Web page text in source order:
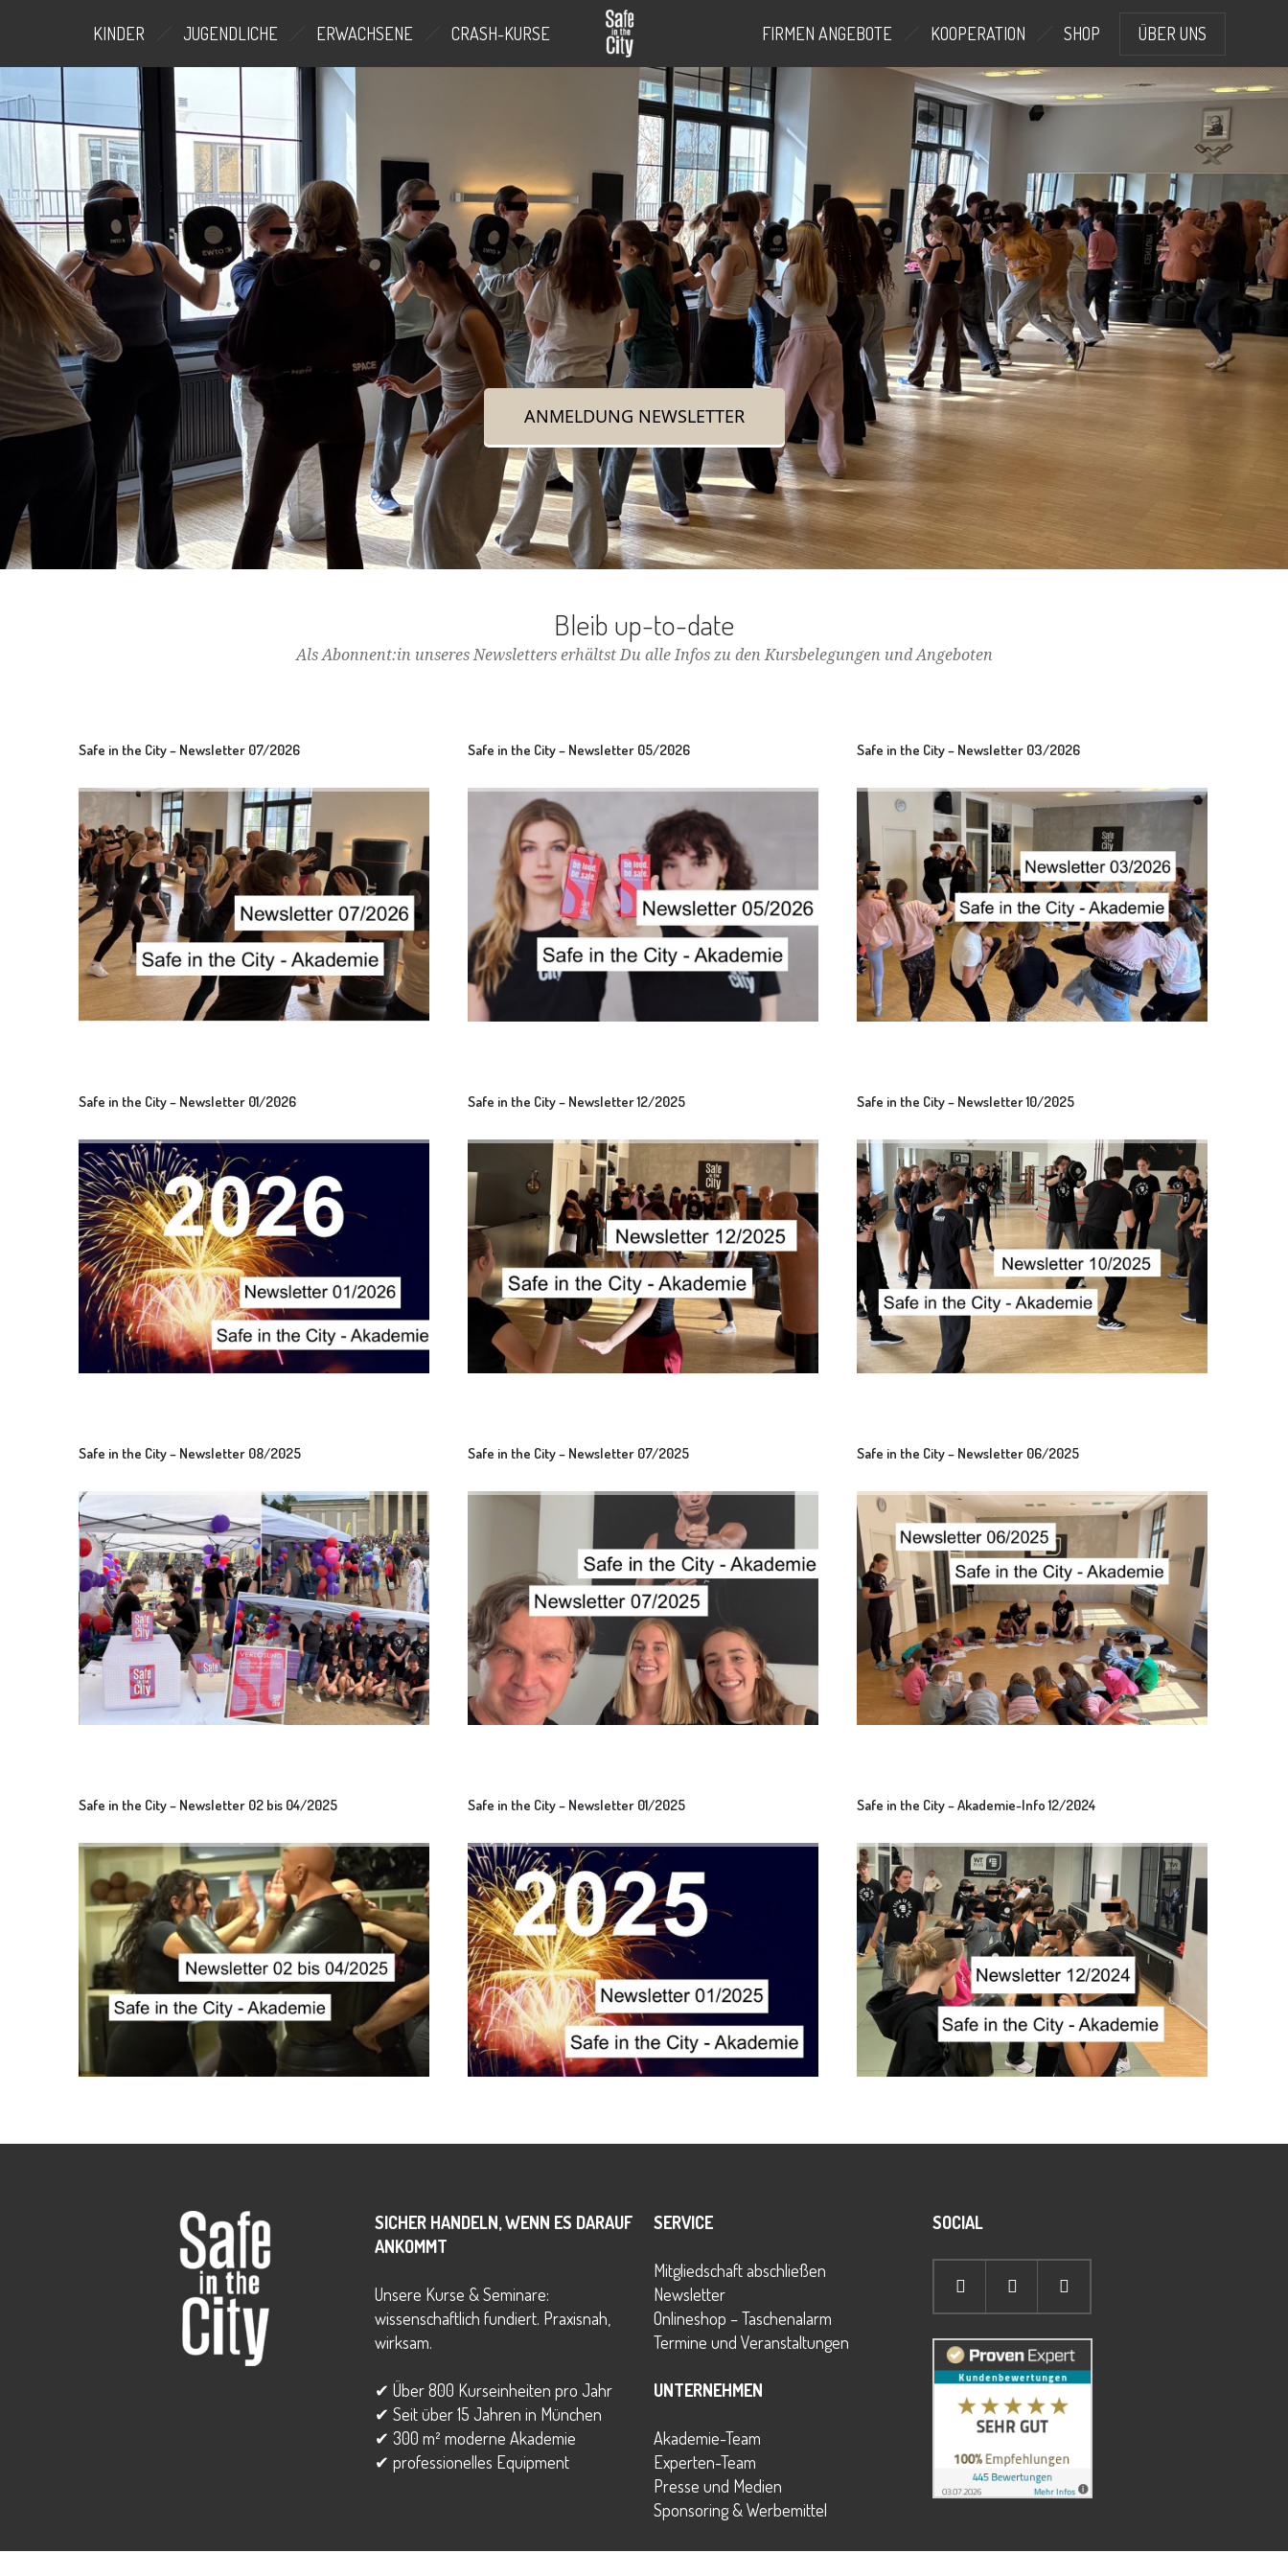
KINDER JUGENDLICHE ERWACHSENE CRASH-KURSE FIRMEN ANGEBOTE KOOPERATION SHOP ÜBER UNS
ANMELDUNG NEWSLETTER
Bleib up-to-date
Als Abonnent:in unseres Newsletters erhältst Du alle Infos zu den Kursbelegungen und Angeboten
Safe in the City – Newsletter 07/2026 Safe in the City – Newsletter 05/2026 Safe in the City – Newsletter 03/2026
Safe in the City – Newsletter 01/2026 Safe in the City – Newsletter 12/2025 Safe in the City – Newsletter 10/2025
Safe in the City – Newsletter 08/2025 Safe in the City – Newsletter 07/2025 Safe in the City – Newsletter 06/2025
Safe in the City – Newsletter 02 bis 04/2025 Safe in the City – Newsletter 01/2025 Safe in the City – Akademie-Info 12/2024
SICHER HANDELN, WENN ES DARAUF
ANKOMMT
Unsere Kurse & Seminare:
wissenschaftlich fundiert. Praxisnah,
wirksam.
✔ Über 800 Kurseinheiten pro Jahr
✔ Seit über 15 Jahren in München
✔ 300 m² moderne Akademie
✔ professionelles Equipment
SERVICE
Mitgliedschaft abschließen
Newsletter
Onlineshop – Taschenalarm
Termine und Veranstaltungen
UNTERNEHMEN
Akademie-Team
Experten-Team
Presse und Medien
Sponsoring & Werbemittel
SOCIAL